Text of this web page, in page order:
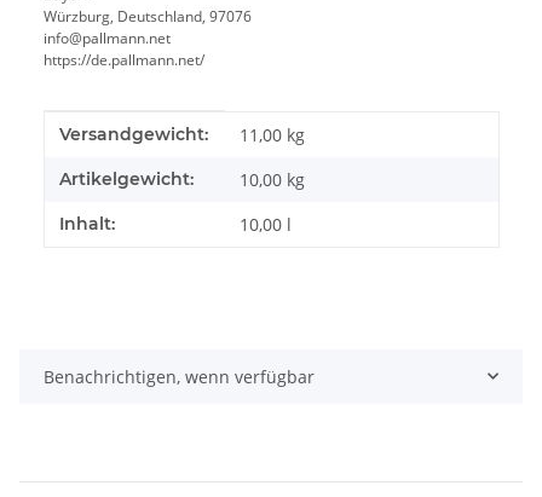
Würzburg, Deutschland, 97076
info@pallmann.net
https://de.pallmann.net/
Produkteigenschaft
Wert
Versandgewicht: 11,00 kg
Artikelgewicht: 10,00 kg
Inhalt: 10,00 l
Benachrichtigen, wenn verfügbar